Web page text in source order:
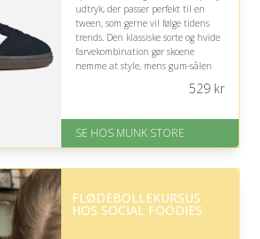
udtryk, der passer perfekt til en
tween, som gerne vil følge tidens
trends. Den klassiske sorte og hvide
farvekombination gør skoene
nemme at style, mens gum-sålen
På lager
Levering: 1-2 dages levering
på 4.7 ud af 5
529kr
SE HOS MUNK STORE
FLØDEBOLLEKURSUS
HOS SOCIAL FOODIES